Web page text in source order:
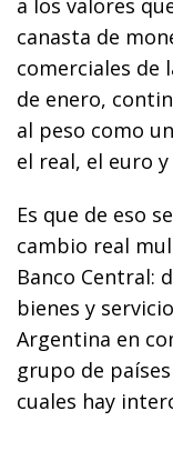
a los valores
canasta de
comerciales de
de enero,
al peso como
el real, el euro
Es que de eso
cambio real
Banco Central:
bienes y
Argentina en
grupo de
cuales hay